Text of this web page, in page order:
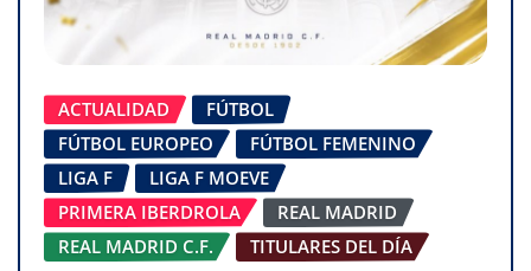
ACTUALIDAD
FÚTBOL
FÚTBOL EUROPEO
FÚTBOL FEMENINO
LIGA F
LIGA F MOEVE
PRIMERA IBERDROLA
REAL MADRID
REAL MADRID C.F.
TITULARES DEL DÍA